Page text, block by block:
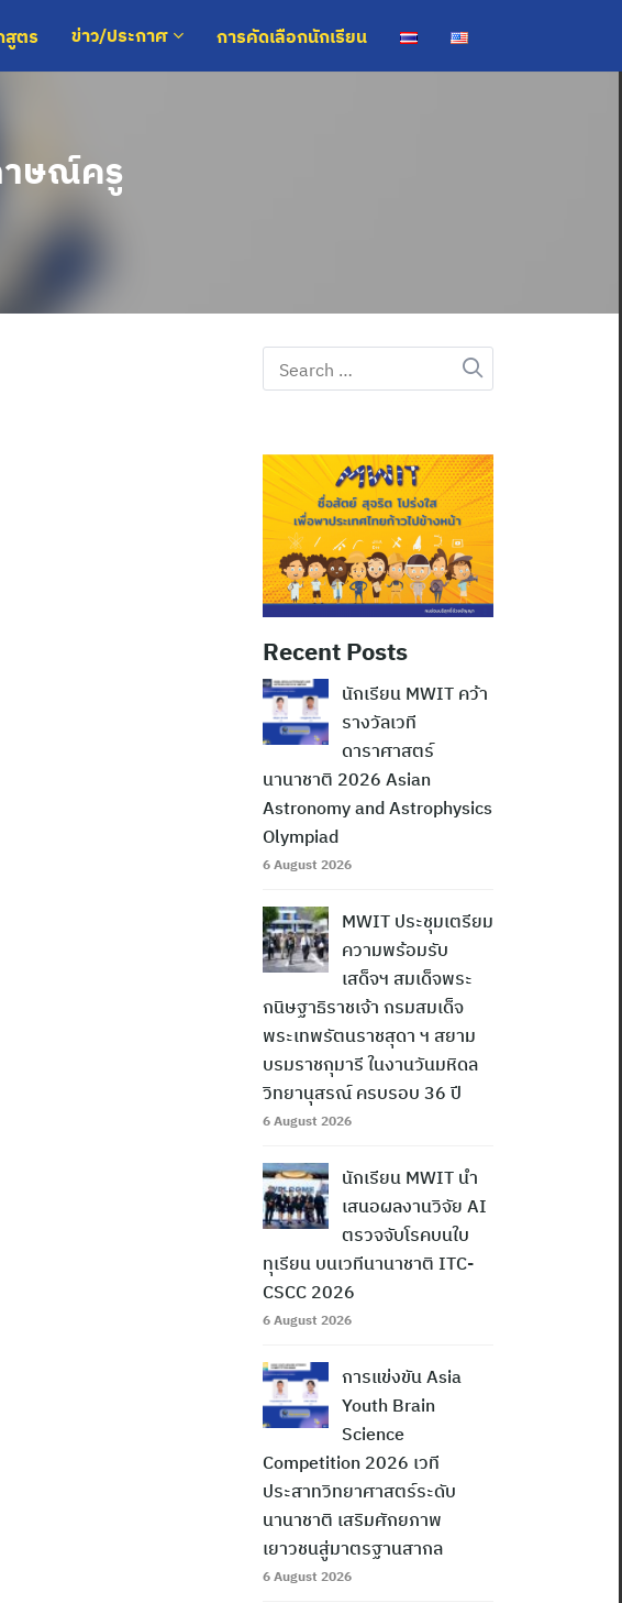
สูตร ข่าว/ประกาศ การคัดเลือกนักเรียน
าษณ์ครู
Search
for:
Recent Posts
นักเรียน MWIT คว้า
รางวัลเวที
ดาราศาสตร์
นานาชาติ 2026 Asian
Astronomy and Astrophysics
Olympiad
6 August 2026
MWIT ประชุมเตรียม
ความพร้อมรับ
เสด็จฯ สมเด็จพระ
กนิษฐาธิราชเจ้า กรมสมเด็จ
พระเทพรัตนราชสุดา ฯ สยาม
บรมราชกุมารี ในงานวันมหิดล
วิทยานุสรณ์ ครบรอบ 36 ปี
6 August 2026
นักเรียน MWIT นำ
เสนอผลงานวิจัย AI
ตรวจจับโรคบนใบ
ทุเรียน บนเวทีนานาชาติ ITC-
CSCC 2026
6 August 2026
การแข่งขัน Asia
Youth Brain
Science
Competition 2026 เวที
ประสาทวิทยาศาสตร์ระดับ
นานาชาติ เสริมศักยภาพ
เยาวชนสู่มาตรฐานสากล
6 August 2026